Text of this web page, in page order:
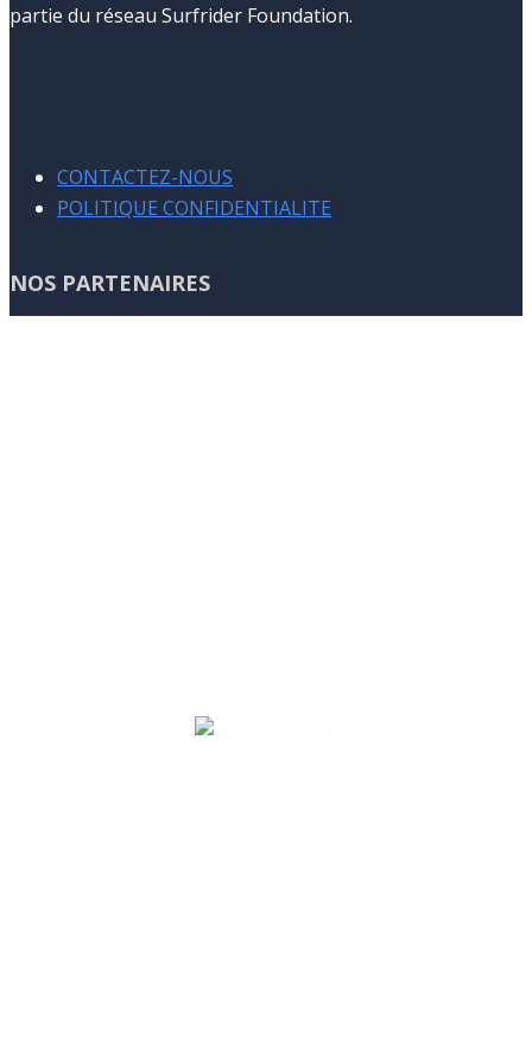
partie du réseau Surfrider Foundation.
CONTACTEZ-NOUS
POLITIQUE CONFIDENTIALITE
NOS PARTENAIRES